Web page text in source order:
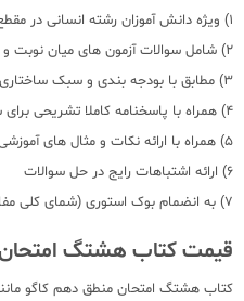
1) ویژه دانش آموزان رشته انسانی در مقطع دهم
2) شامل سوالات آزمون های میان نوبت و پایان نوبت مدارس
3) مطابق با بودجه بندی و سبک ساختاری آزمون اصلی
4) همراه با پاسخنامه کاملا تشریحی برای سوالات
5) همراه با ارائه نکات و مثال های آموزشی در بخش پاسخنامه
6) ارائه اشتباهات رایج در حل سوالات
7) به انضمام بوک استوری (شمای کلی مفاهیم درس در قالب یک پوستر)
قیمت کتاب هشتگ
کتاب هشتگ امتحان منطق دهم کاگو